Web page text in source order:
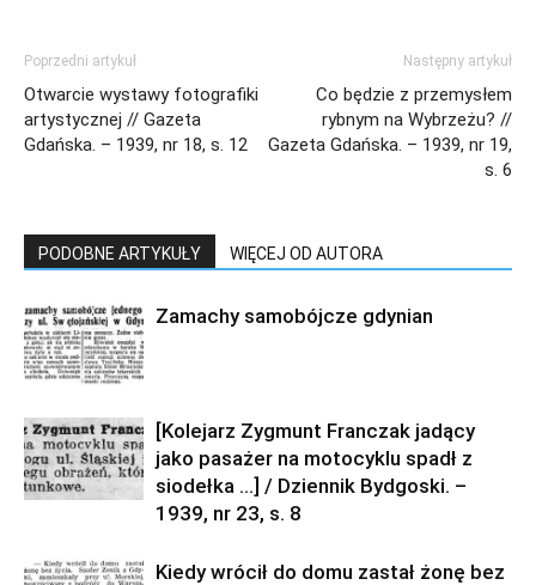
Poprzedni artykuł
Otwarcie wystawy fotografiki
artystycznej // Gazeta
Gdańska. – 1939, nr 18, s. 12
Następny artykuł
Co będzie z przemysłem
rybnym na Wybrzeżu? //
Gazeta Gdańska. – 1939, nr 19,
s. 6
PODOBNE ARTYKUŁY WIĘCEJ OD AUTORA
Zamachy samobójcze gdynian
[Kolejarz Zygmunt Franczak jadący
jako pasażer na motocyklu spadł z
siodełka …] / Dziennik Bydgoski. –
1939, nr 23, s. 8
Kiedy wrócił do domu zastał żonę bez